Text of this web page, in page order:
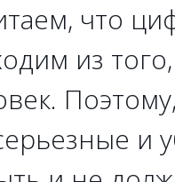
что
из
и